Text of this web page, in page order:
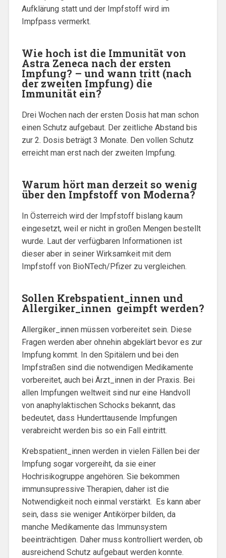
Aufklärung statt und der Impfstoff wird im
Impfpass vermerkt.
Wie hoch ist die Immunität von
Astra Zeneca nach der ersten
Impfung? – und wann tritt (nach
der zweiten Impfung) die
Immunität ein?
Drei Wochen nach der ersten Dosis hat man schon
einen Schutz aufgebaut. Der zeitliche Abstand bis
zur 2. Dosis beträgt 3 Monate. Den vollen Schutz
erreicht man erst nach der zweiten Impfung.
Warum hört man derzeit so wenig
über den Impfstoff von Moderna?
In Österreich wird der Impfstoff bislang kaum
eingesetzt, weil er nicht in großen Mengen bestellt
wurde. Laut der verfügbaren Informationen ist
dieser aber in seiner Wirksamkeit mit dem
Impfstoff von BioNTech/Pfizer zu vergleichen.
Sollen Krebspatient_innen und
Allergiker_innen geimpft werden?
Allergiker_innen müssen vorbereitet sein. Diese
Fragen werden aber ohnehin abgeklärt bevor es zur
Impfung kommt. In den Spitälern und bei den
Impfstraßen sind die notwendigen Medikamente
vorbereitet, auch bei Ärzt_innen in der Praxis. Bei
allen Impfungen weltweit sind nur eine Handvoll
von anaphylaktischen Schocks bekannt, das
bedeutet, dass Hunderttausende Impfungen
verabreicht werden bis so ein Fall eintritt.
Krebspatient_innen werden in vielen Fällen bei der
Impfung sogar vorgereiht, da sie einer
Hochrisikogruppe angehören. Sie bekommen
immunsupressive Therapien, daher ist die
Notwendigkeit noch einmal verstärkt. Es kann aber
sein, dass sie weniger Antikörper bilden, da
manche Medikamente das Immunsystem
beeinträchtigen. Daher muss kontrolliert werden, ob
ausreichend Schutz aufgebaut werden konnte.